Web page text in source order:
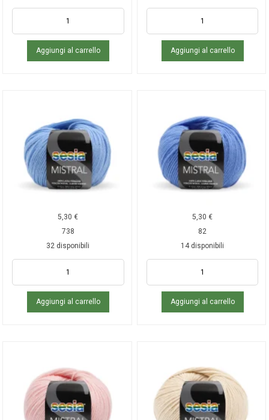
Aggiungi al carrello Aggiungi al carrello
5,30€
738
32 disponibili
Aggiungi al carrello
5,30€
82
14 disponibili
Aggiungi al carrello